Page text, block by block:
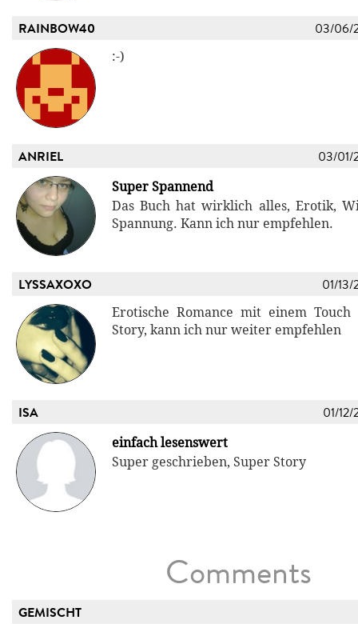
RAINBOW40 03/06/
:-)
ANRIEL 03/01/
Super Spannend
Das Buch hat wirklich alles, Erotik,
Spannung. Kann ich nur empfehlen.
LYSSAXOXO 01/13/
Erotische Romance mit einem Touch
Story, kann ich nur weiter empfehlen
ISA 01/12/
einfach lesenswert
Super geschrieben, Super Story
Comments
GEMISCHT